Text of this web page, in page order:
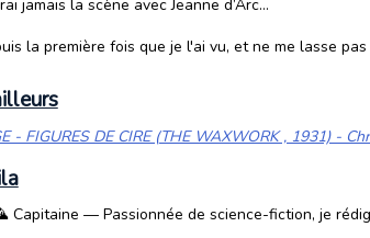
jamais la scène avec Jeanne d’Arc…
la première fois que je l'ai vu, et ne me lasse
- FIGURES DE CIRE (THE WAXWORK , 1931) -
Capitaine — Passionnée de science-fiction, je